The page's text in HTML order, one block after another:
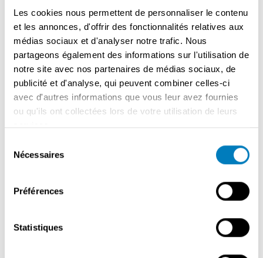
Les cookies nous permettent de personnaliser le contenu
et les annonces, d'offrir des fonctionnalités relatives aux
médias sociaux et d'analyser notre trafic. Nous
partageons également des informations sur l'utilisation de
notre site avec nos partenaires de médias sociaux, de
publicité et d'analyse, qui peuvent combiner celles-ci
avec d'autres informations que vous leur avez fournies
ou qu'ils ont collectées lors de votre utilisation de leurs
services.
Nécessaires
Préférences
Statistiques
connue avec une forte réputation ✅ Actif dans la
rénovation & la nouvelle construction ✅ Produits de
haute qualité (fenêtres, portes, stores) ✅ Support
complet (formation, marketing, coaching) ✅ Concept de
showroom avec une forte puissance de vente Vous êtes
commercial et orienté vers le client, une affinité avec la
construction/l'intérieur est un plus.Vous voulez en savoir
plus ou vous êtes intéressé(e) ? Remplissez le formulaire
et nous vous contacterons bientôt avec plus